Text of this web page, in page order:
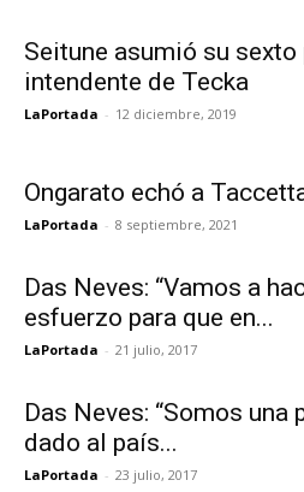
Seitune asumió su
intendente de Tecka
LaPortada - 12 diciembre, 2019
Ongarato echó a
LaPortada - 8 septiembre, 2021
Das Neves: “Vamos a
esfuerzo para que en...
LaPortada - 21 julio, 2017
Das Neves: “Somos una
dado al país...
LaPortada - 23 julio, 2017